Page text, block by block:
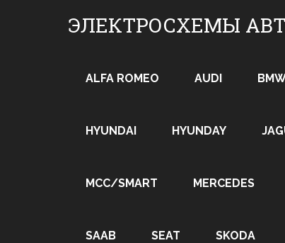
ЭЛЕКТРОСХЕМЫ
ALFA ROMEO AUDI
HYUNDAI HYUNDAY
MCC/SMART MERCEDES
SAAB SEAT SKODA